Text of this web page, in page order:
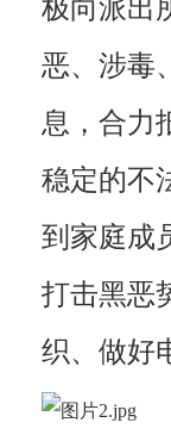
极向派出
恶、涉毒
息，合力
稳定的不
到家庭成
打击黑恶
织、做好